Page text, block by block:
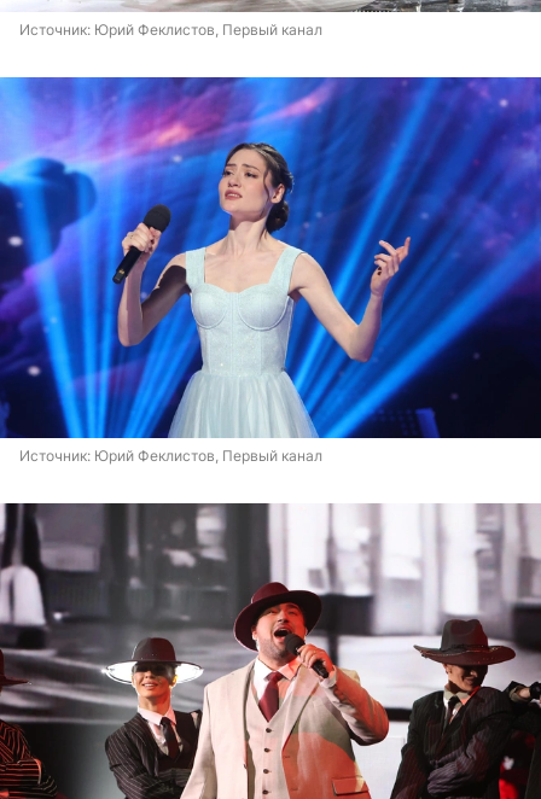
Источник: Юрий Феклистов, Первый канал
Источник: Юрий Феклистов, Первый канал